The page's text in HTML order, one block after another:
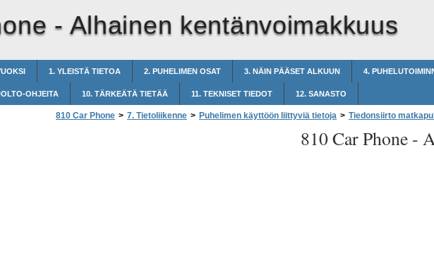
- Alhainen kentänvoimakkuus
1. YLEISTÄ TIETOA 2. PUHELIMEN OSAT 3. NÄIN PÄÄSET ALKUUN 4.
OHJEITA 10. TÄRKEÄTÄ TIETÄÄ 11. TEKNISET TIEDOT 12. SANASTO
810 Car Phone > 7. Tietoliikenne > Puhelimen käyttöön liittyviä tietoja > Tiedonsiirto
810 Car Phone -